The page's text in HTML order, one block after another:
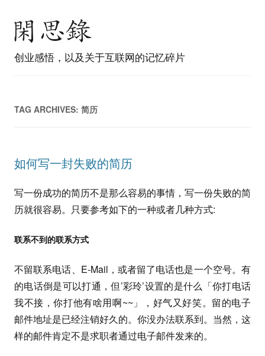
创业感悟，以及关于互联网的记忆碎片
TAG ARCHIVES: 简历
如何写一封失败的简历
写一份成功的简历不是那么容易的事情，写一份失败的简
历就很容易。只要参考如下的一种或者几种方式:
联系不到的联系方式
不留联系电话、E-Mail，或者留了电话也是一个空号。有
的电话倒是可以打通，但’彩玲’设置的是什么「你打电话
我不接，你打他有啥用啊~~」，好气又好笑。留的电子
邮件地址是已经注销好久的。你没办法联系到。当然，这
样的邮件肯定不是求职者通过电子邮件发来的。